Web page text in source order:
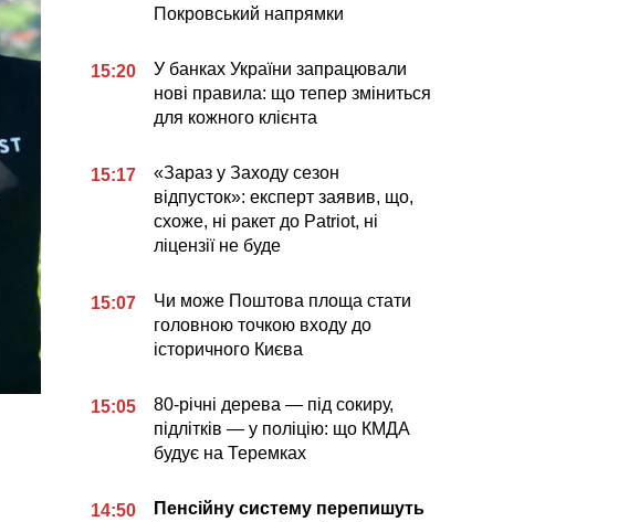
Покровський напрямки
15:20
У банках України запрацювали
нові правила: що тепер зміниться
для кожного клієнта
15:17
«Зараз у Заходу сезон
відпусток»: експерт заявив, що,
схоже, ні ракет до Patriot, ні
ліцензії не буде
15:07
Чи може Поштова площа стати
головною точкою входу до
історичного Києва
15:05
80-річні дерева — під сокиру,
підлітків — у поліцію: що КМДА
будує на Теремках
14:50
Пенсійну систему перепишуть